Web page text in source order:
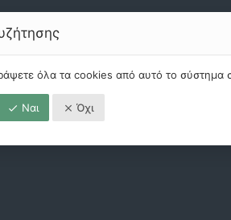
όλα τα cookies από αυτό το σύστημα
Ναι Όχι